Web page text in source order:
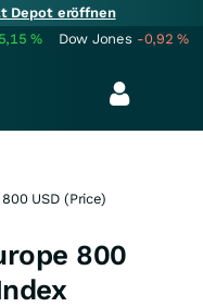
Depot eröffnen
% Dow Jones -0,92%
USD (Price)
800